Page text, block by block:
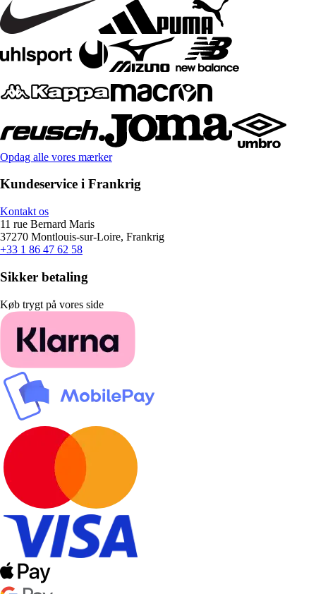
Opdag alle vores mærker
Kundeservice i Frankrig
Kontakt os
11 rue Bernard Maris
37270 Montlouis-sur-Loire, Frankrig
+33 1 86 47 62 58
Sikker betaling
Køb trygt på vores side